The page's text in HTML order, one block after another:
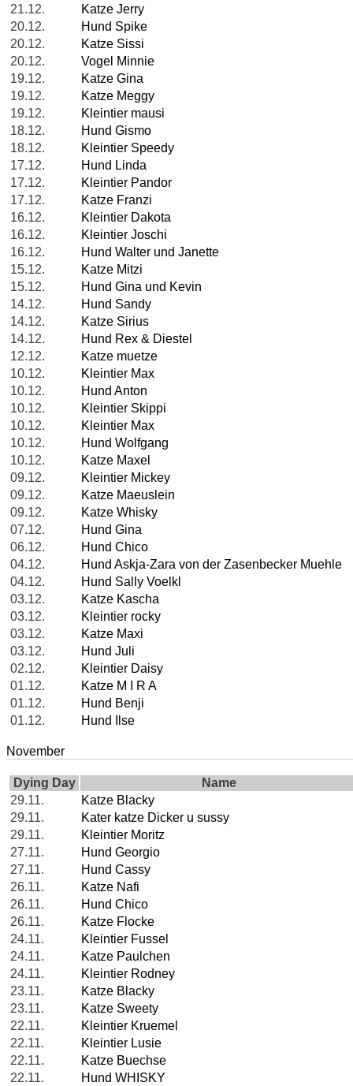
21.12.
Katze Jerry
20.12.
Hund Spike
20.12.
Katze Sissi
20.12.
Vogel Minnie
19.12.
Katze Gina
19.12.
Katze Meggy
19.12.
Kleintier mausi
18.12.
Hund Gismo
18.12.
Kleintier Speedy
17.12.
Hund Linda
17.12.
Kleintier Pandor
17.12.
Katze Franzi
16.12.
Kleintier Dakota
16.12.
Kleintier Joschi
16.12.
Hund Walter und Janette
15.12.
Katze Mitzi
15.12.
Hund Gina und Kevin
14.12.
Hund Sandy
14.12.
Katze Sirius
14.12.
Hund Rex & Diestel
12.12.
Katze muetze
10.12.
Kleintier Max
10.12.
Hund Anton
10.12.
Kleintier Skippi
10.12.
Kleintier Max
10.12.
Hund Wolfgang
10.12.
Katze Maxel
09.12.
Kleintier Mickey
09.12.
Katze Maeuslein
09.12.
Katze Whisky
07.12.
Hund Gina
06.12.
Hund Chico
04.12.
Hund Askja-Zara von der Zasenbecker Muehle
04.12.
Hund Sally Voelkl
03.12.
Katze Kascha
03.12.
Kleintier rocky
03.12.
Katze Maxi
03.12.
Hund Juli
02.12.
Kleintier Daisy
01.12.
Katze M I R A
01.12.
Hund Benji
01.12.
Hund Ilse
November
Dying Day
Name
29.11.
Katze Blacky
29.11.
Kater katze Dicker u sussy
29.11.
Kleintier Moritz
27.11.
Hund Georgio
27.11.
Hund Cassy
26.11.
Katze Nafi
26.11.
Hund Chico
26.11.
Katze Flocke
24.11.
Kleintier Fussel
24.11.
Katze Paulchen
24.11.
Kleintier Rodney
23.11.
Katze Blacky
23.11.
Katze Sweety
22.11.
Kleintier Kruemel
22.11.
Kleintier Lusie
22.11.
Katze Buechse
22.11.
Hund WHISKY